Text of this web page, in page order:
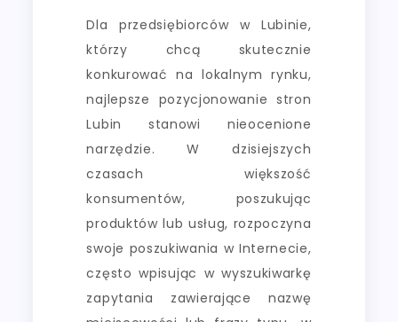
Dla przedsiębiorców w Lubinie,
którzy chcą skutecznie
konkurować na lokalnym rynku,
najlepsze pozycjonowanie stron
Lubin stanowi nieocenione
narzędzie. W dzisiejszych
czasach większość
konsumentów, poszukując
produktów lub usług, rozpoczyna
swoje poszukiwania w Internecie,
często wpisując w wyszukiwarkę
zapytania zawierające nazwę